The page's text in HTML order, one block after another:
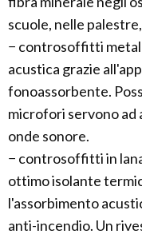
scuole, nelle
− controsoffitti
acustica grazie
fonoassorbente.
microfori servono ad
onde sonore.
− controsoffitti in
ottimo isolante
l'assorbimento
anti-incendio. Un